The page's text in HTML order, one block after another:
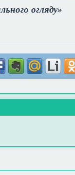
огляду»